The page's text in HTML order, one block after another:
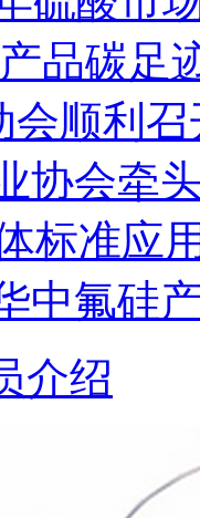
品碳足
会顺利召
协会牵
标准应
中氟硅
介绍